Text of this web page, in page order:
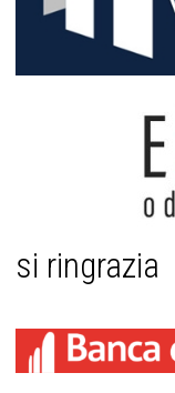
si ringrazia